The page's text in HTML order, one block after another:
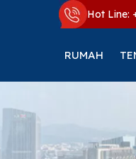
Hot Line:
RUMAH